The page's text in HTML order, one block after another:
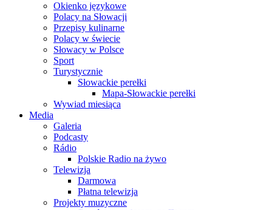
Okienko językowe
Polacy na Słowacji
Przepisy kulinarne
Polacy w świecie
Słowacy w Polsce
Sport
Turystycznie
Słowackie perełki
Mapa-Słowackie perełki
Wywiad miesiąca
Media
Galeria
Podcasty
Rádio
Polskie Radio na żywo
Telewizja
Darmowa
Płatna telewizja
Projekty muzyczne